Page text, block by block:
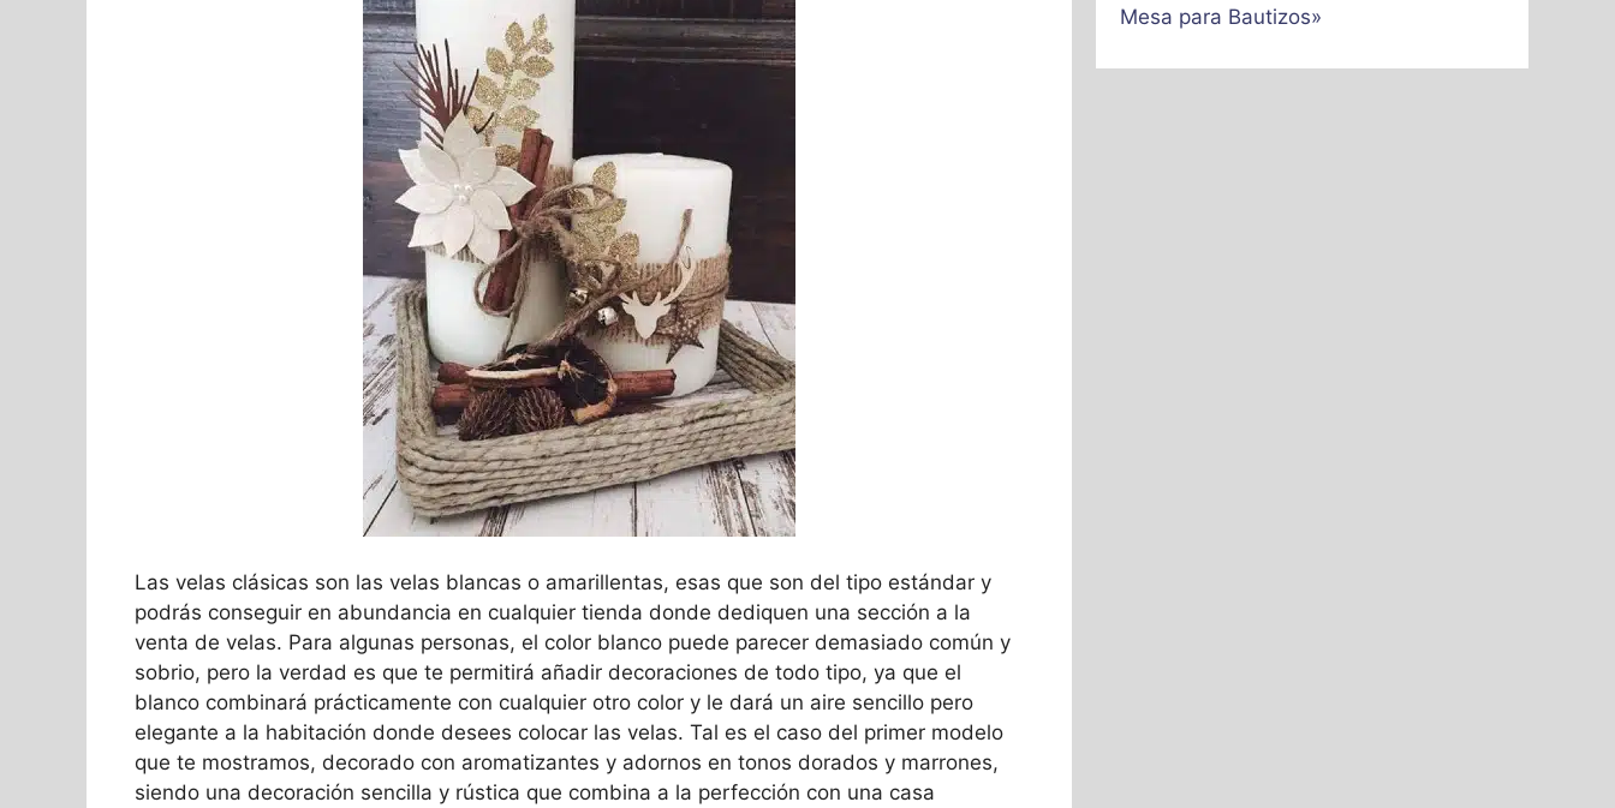
Las velas clásicas son las velas blancas o amarillentas, esas que son del tipo estándar y
podrás conseguir en abundancia en cualquier tienda donde dediquen una sección a la
venta de velas. Para algunas personas, el color blanco puede parecer demasiado común y
sobrio, pero la verdad es que te permitirá añadir decoraciones de todo tipo, ya que el
blanco combinará prácticamente con cualquier otro color y le dará un aire sencillo pero
elegante a la habitación donde desees colocar las velas. Tal es el caso del primer modelo
que te mostramos, decorado con aromatizantes y adornos en tonos dorados y marrones,
siendo una decoración sencilla y rústica que combina a la perfección con una casa
Mesa para Bautizos»